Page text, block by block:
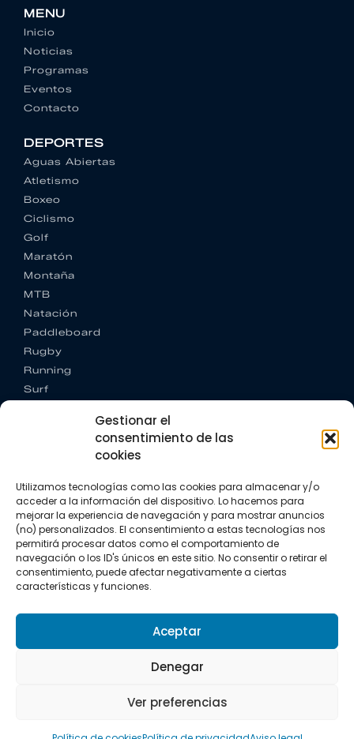
Gestionar el
consentimiento de las
cookies
Utilizamos tecnologías como las cookies para almacenar y/o
acceder a la información del dispositivo. Lo hacemos para
mejorar la experiencia de navegación y para mostrar anuncios
(no) personalizados. El consentimiento a estas tecnologías nos
permitirá procesar datos como el comportamiento de
navegación o los ID's únicos en este sitio. No consentir o retirar el
consentimiento, puede afectar negativamente a ciertas
características y funciones.
Aceptar
Denegar
Ver preferencias
MENU
Inicio
Noticias
Programas
Eventos
Contacto
DEPORTES
Aguas Abiertas
Atletismo
Boxeo
Ciclismo
Golf
Maratón
Montaña
MTB
Natación
Paddleboard
Rugby
Running
Surf
CONTACTO
+34 662 342 177
info@vkssport.com
SÍGUENOS
Política de privacidad
Política de cookies
Todos los derechos resevados.